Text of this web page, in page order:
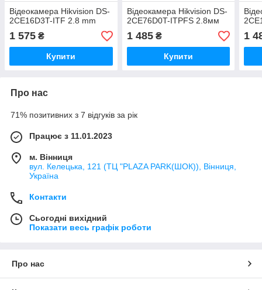
Відеокамера Hikvision DS-
2CE16D3T-ITF 2.8 mm
1 575 ₴
Купити
Відеокамера Hikvision DS-
2CE76D0T-ITPFS 2.8мм
1 485₴
Купити
1
Про нас
71% позитивних з 7 відгуків за рік
Працює з 11.01.2023
м. Вінниця
вул. Келецька, 121 (ТЦ "PLAZA PARK(ШОК)), Вінниця,
Україна
Контакти
Сьогодні вихідний
Показати весь графік роботи
Про нас